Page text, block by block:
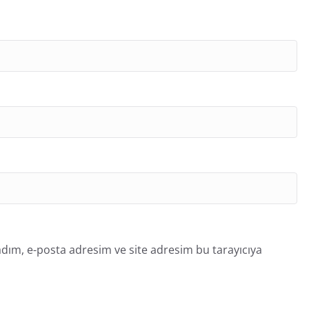
e-posta adresim ve site adresim bu tarayıcıya